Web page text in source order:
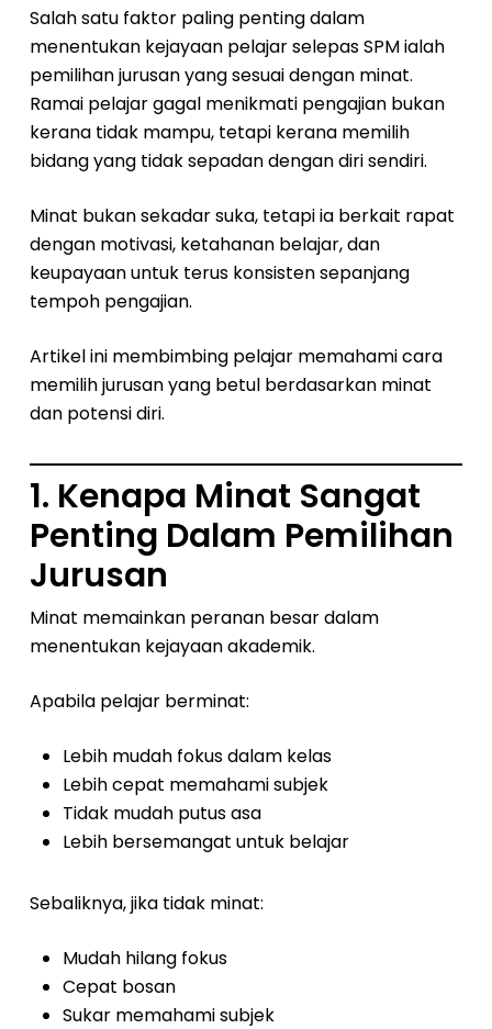
Salah satu faktor paling penting dalam
menentukan kejayaan pelajar selepas SPM ialah
pemilihan jurusan yang sesuai dengan minat.
Ramai pelajar gagal menikmati pengajian bukan
kerana tidak mampu, tetapi kerana memilih
bidang yang tidak sepadan dengan diri sendiri.
Minat bukan sekadar suka, tetapi ia berkait rapat
dengan motivasi, ketahanan belajar, dan
keupayaan untuk terus konsisten sepanjang
tempoh pengajian.
Artikel ini membimbing pelajar memahami cara
memilih jurusan yang betul berdasarkan minat
dan potensi diri.
1. Kenapa Minat Sangat
Penting Dalam Pemilihan
Jurusan
Minat memainkan peranan besar dalam
menentukan kejayaan akademik.
Apabila pelajar berminat:
Lebih mudah fokus dalam kelas
Lebih cepat memahami subjek
Tidak mudah putus asa
Lebih bersemangat untuk belajar
Sebaliknya, jika tidak minat:
Mudah hilang fokus
Cepat bosan
Sukar memahami subjek